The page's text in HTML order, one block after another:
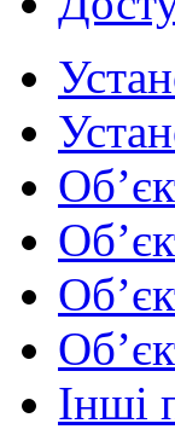
Інші